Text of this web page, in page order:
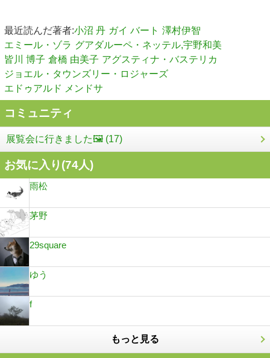
最近読んだ著者:小沼 丹 ガイ バート 澤村伊智
エミール・ゾラ グアダルーペ・ネッテル,宇野和美
皆川 博子 倉橋 由美子 アグスティナ・バステリカ
ジョエル・タウンズリー・ロジャーズ
エドゥアルド メンドサ
コミュニティ
展覧会に行きました🖼 (17)
お気に入り(74人)
雨松
茅野
29square
ゆう
f
もっと見る